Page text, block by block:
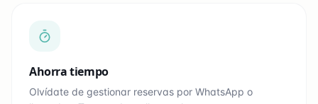
Ahorra tiempo
Olvídate de gestionar reservas por WhatsApp o